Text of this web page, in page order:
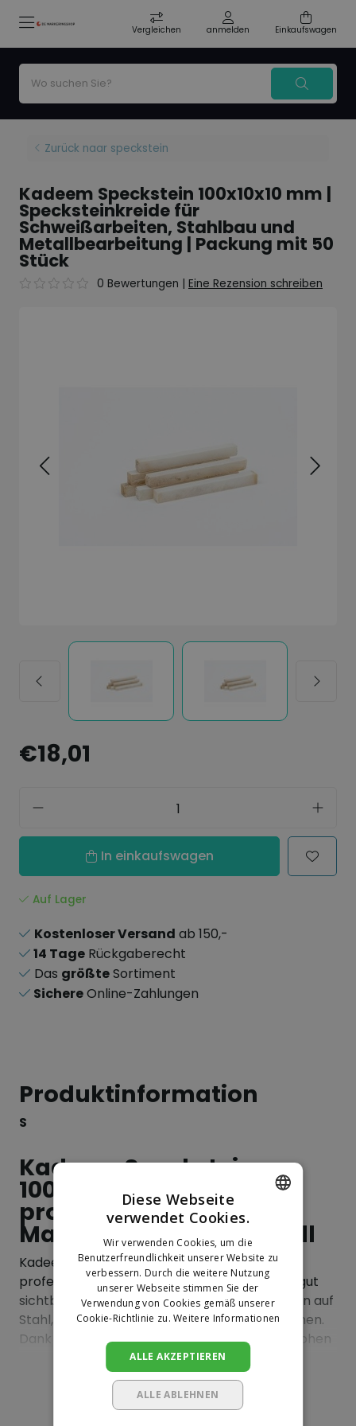
Vergleichen anmelden Einkaufswagen
Zurück naar speckstein
Kadeem Speckstein 100x10x10 mm |
Specksteinkreide für
Schweißarbeiten, Stahlbau und
Metallbearbeitung | Packung mit 50
Stück
0 Bewertungen | Eine Rezension schreiben
€18,01
In einkaufswagen
Auf Lager
Kostenloser Versand ab 150,-
14 Tage Rückgaberecht
Das größteSortiment
SichereOnline-Zahlungen
Produktinformation
S
Kadeem Speckstein
100x10x10 mm für
professionelle
Markierungen auf Metall
Kadeem Speckstein 100x10x10 mm ist eine
professionelle Markierkreide zum Anbringen gut
sichtbarer und hitzebeständiger Markierungen auf
Stahl, Gusseisen und anderen Metalloberflächen.
Dank der hervorragenden Sichtbarkeit und hohen
Temperaturbeständigkeit wird Speckstein
weltweit im Stahlbau, in der Metallbearbeitung, im
Schiffbau und in der Schweißtechnik eingesetzt.
Mehr anzeigen
DUTCH
GERMAN
Diese Webseite
verwendet Cookies.
Wir verwenden Cookies, um die
Benutzerfreundlichkeit unserer Website zu
verbessern. Durch die weitere Nutzung
unserer Webseite stimmen Sie der
Verwendung von Cookies gemäß unserer
Cookie-Richtlinie zu. Weitere Informationen
ALLE AKZEPTIEREN
ALLE ABLEHNEN